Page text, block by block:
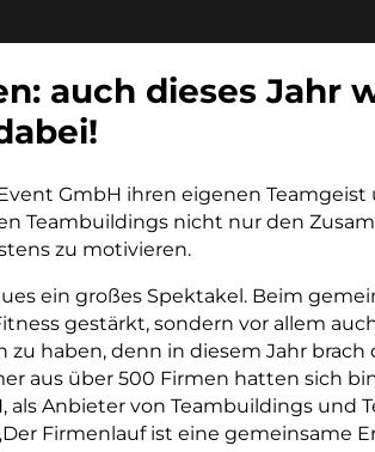
auch dieses Jahr
GmbH ihren eigenen
Teambuildings nicht nur den
zu motivieren.
ein großes Spektakel. Beim
gestärkt, sondern vor allem
haben, denn in diesem Jahr brach
aus über 500 Firmen hatten sich
Anbieter von Teambuildings und
Firmenlauf ist eine gemeinsame